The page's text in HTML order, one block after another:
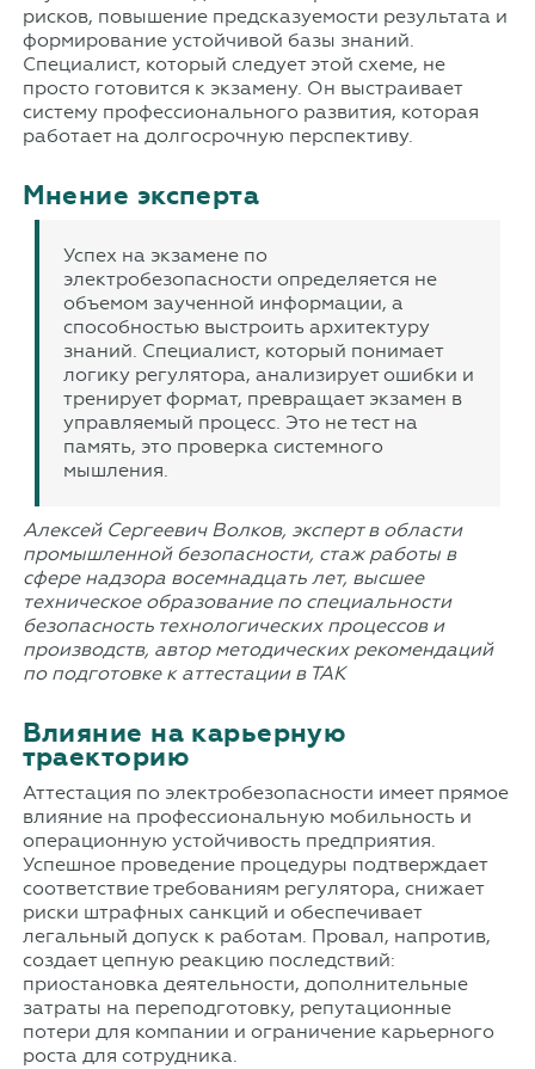
рисков, повышение предсказуемости результата и
формирование устойчивой базы знаний.
Специалист, который следует этой схеме, не
просто готовится к экзамену. Он выстраивает
систему профессионального развития, которая
работает на долгосрочную перспективу.
Мнение эксперта
Успех на экзамене по
электробезопасности определяется не
объемом заученной информации, а
способностью выстроить архитектуру
знаний. Специалист, который понимает
логику регулятора, анализирует ошибки и
тренирует формат, превращает экзамен в
управляемый процесс. Это не тест на
память, это проверка системного
мышления.
Алексей Сергеевич Волков, эксперт в области
промышленной безопасности, стаж работы в
сфере надзора восемнадцать лет, высшее
техническое образование по специальности
безопасность технологических процессов и
производств, автор методических рекомендаций
по подготовке к аттестации в ТАК
Влияние на карьерную
траекторию
Аттестация по электробезопасности имеет прямое
влияние на профессиональную мобильность и
операционную устойчивость предприятия.
Успешное проведение процедуры подтверждает
соответствие требованиям регулятора, снижает
риски штрафных санкций и обеспечивает
легальный допуск к работам. Провал, напротив,
создает цепную реакцию последствий:
приостановка деятельности, дополнительные
затраты на переподготовку, репутационные
потери для компании и ограничение карьерного
роста для сотрудника.